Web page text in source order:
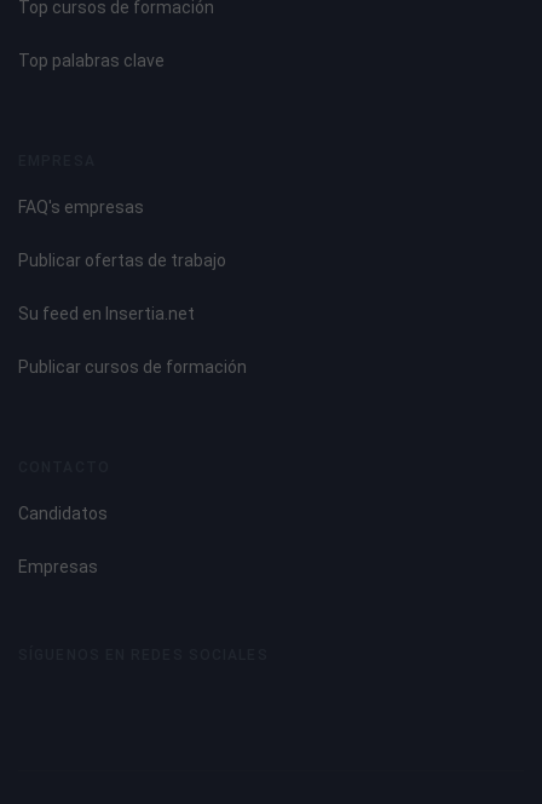
Top cursos de formación
Top palabras clave
FAQ's empresas
Publicar ofertas de trabajo
Su feed en Insertia.net
Publicar cursos de formación
Candidatos
Empresas